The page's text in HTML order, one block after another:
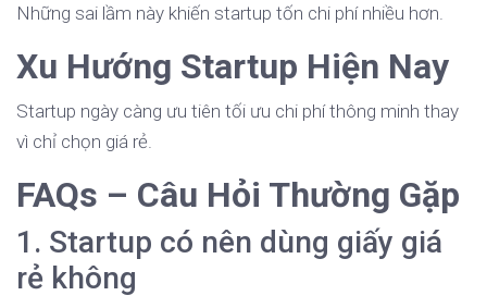
Những sai lầm này khiến startup tốn chi phí nhiều hơn.
Xu Hướng Startup Hiện Nay
Startup ngày càng ưu tiên tối ưu chi phí thông minh thay
vì chỉ chọn giá rẻ.
FAQs – Câu Hỏi Thường Gặp
1. Startup có nên dùng giấy giá
rẻ không